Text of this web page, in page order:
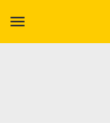
menu